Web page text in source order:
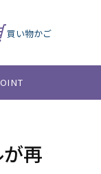
買い物かご
再